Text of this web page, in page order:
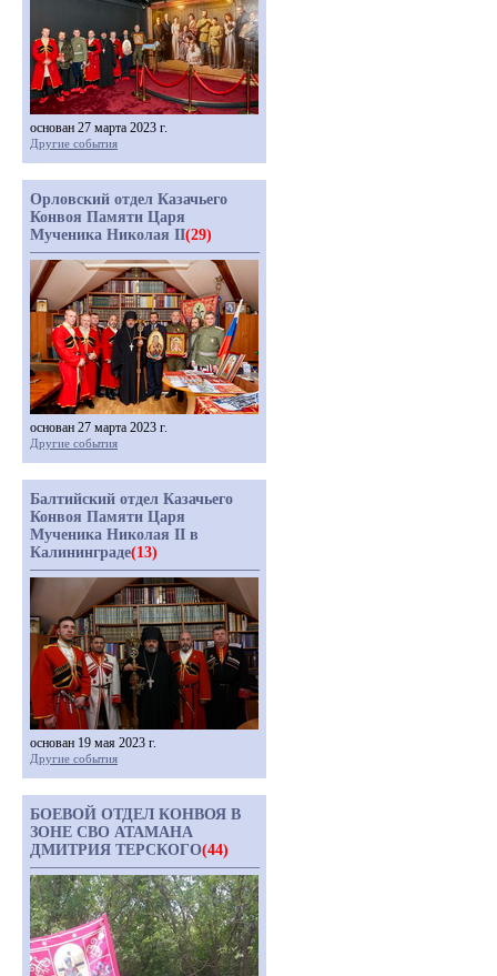
основан 27 марта 2023 г.
Другие события
Орловский отдел Казачьего
Конвоя Памяти Царя
Мученика Николая II(29)
основан 27 марта 2023 г.
Другие события
Балтийский отдел Казачьего
Конвоя Памяти Царя
Мученика Николая II в
Калининграде(13)
основан 19 мая 2023 г.
Другие события
БОЕВОЙ ОТДЕЛ КОНВОЯ В
ЗОНЕ СВО АТАМАНА
ДМИТРИЯ ТЕРСКОГО(44)